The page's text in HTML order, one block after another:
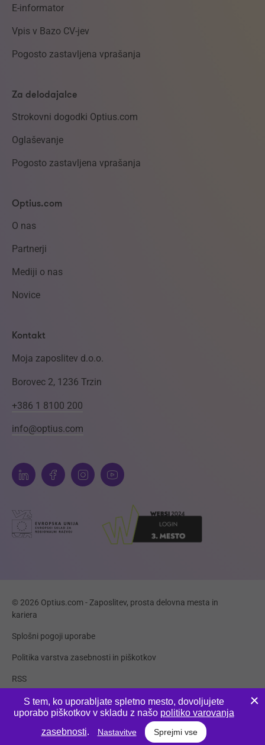
E-informator
Vpis v Bazo CV-jev
Pogosto zastavljena vprašanja
Za delodajalce
Strokovni dogodki Optius.com
Oglaševanje
Pogosto zastavljena vprašanja
Optius.com
O nas
Partnerji
Mediji o nas
Novice
Kontakt
Moja zaposlitev d.o.o.
Borovec 2, 1236 Trzin
+386 1 8100 200
info@optius.com
© 2026 Optius.com - Zaposlitev, prosta delovna mesta in
kariera
Splošni pogoji uporabe
Politika varstva zasebnosti in piškotkov
RSS
Piškotki
S tem, ko uporabljate spletno mesto, dovoljujete
uporabo piškotkov v skladu z našo politiko varovanja
zasebnosti. Nastavitve Sprejmi vse